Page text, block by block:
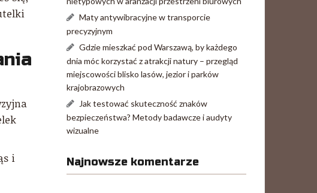
i
Maty antywibracyjne w transporcie
precyzyjnym
Gdzie mieszkać pod Warszawą, by każdego
dnia móc korzystać z atrakcji natury – przegląd
miejscowości blisko lasów, jezior i parków
krajobrazowych
Jak testować skuteczność znaków
bezpieczeństwa? Metody badawcze i audyty
wizualne
Najnowsze komentarze